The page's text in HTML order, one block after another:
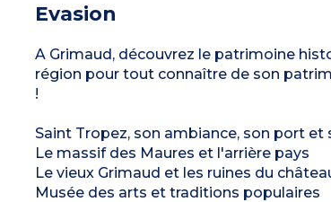
Evasion
A Grimaud, découvrez le patrimoine
région pour tout connaître de son
!
Saint Tropez, son ambiance, son port et
Le massif des Maures et l'arrière pays
Le vieux Grimaud et les ruines du
Musée des arts et traditions populaires